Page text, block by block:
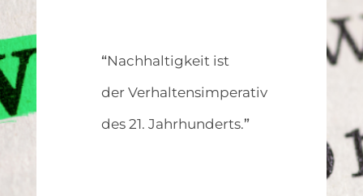
“Nachhaltigkeit ist
der Verhaltensimperativ
des 21. Jahrhunderts.”